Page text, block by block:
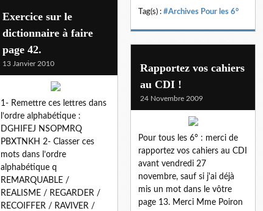
Tag(s) : #Archives Pour les 6°
Exercice sur le
dictionnaire à faire
page 42.
13 Janvier 2010
1- Remettre ces lettres dans
l’ordre alphabétique :
DGHIFEJ NSOPMRQ
PBXTNKH 2- Classer ces
mots dans l’ordre
alphabétique q
REMARQUABLE /
REALISME / REGARDER /
RECOIFFER / RAVIVER /
Rapportez vos cahiers
au CDI !
24 Novembre 2009
Pour tous les 6° : merci de
rapportez vos cahiers au CDI
avant vendredi 27
novembre, sauf si j'ai déjà
mis un mot dans le vôtre
page 13. Merci Mme Poiron